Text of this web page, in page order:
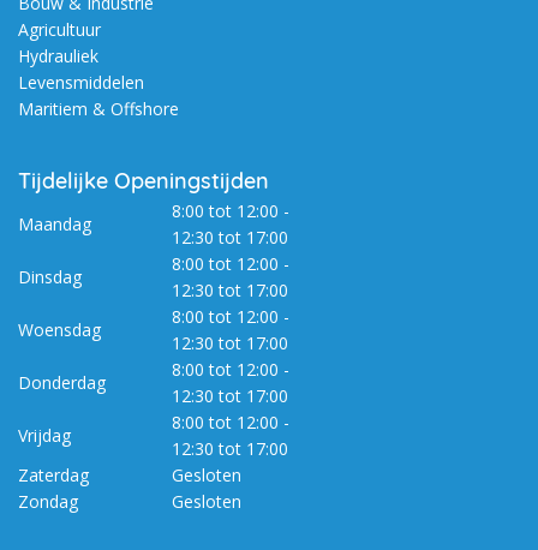
Agricultuur
Hydrauliek
Levensmiddelen
Maritiem & Offshore
Tijdelijke Openingstijden
Maandag
8:00 tot 12:00 -
12:30 tot 17:00
Dinsdag
8:00 tot 12:00 -
12:30 tot 17:00
Woensdag
8:00 tot 12:00 -
12:30 tot 17:00
Donderdag
8:00 tot 12:00 -
12:30 tot 17:00
Vrijdag
8:00 tot 12:00 -
12:30 tot 17:00
Zaterdag
Gesloten
Zondag
Gesloten